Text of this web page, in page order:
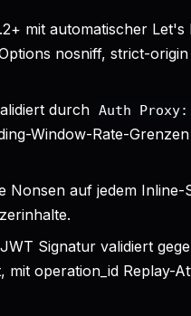
mit automatischer
nosniff, strict-
durch Auth Proxy:
Window-Rate-
auf jedem Inline-
Signatur validiert
operation_id Replay-